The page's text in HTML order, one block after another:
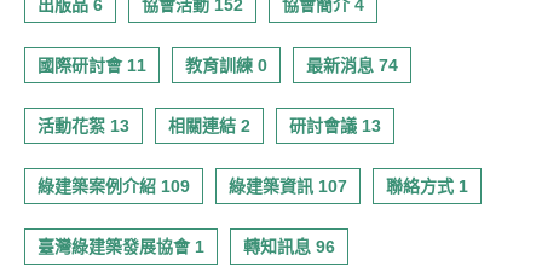
出版品 6 協會活動 152 協會簡介 4
國際研討會 11 教育訓練 0 最新消息 74
活動花絮 13 相關連結 2 研討會議 13
綠建築案例介紹 109 綠建築資訊 107 聯絡方式 1
臺灣綠建築發展協會 1 轉知訊息 96